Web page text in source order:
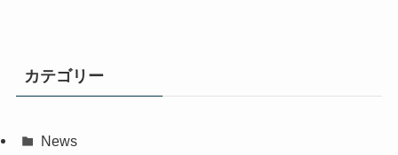
カテゴリー
News